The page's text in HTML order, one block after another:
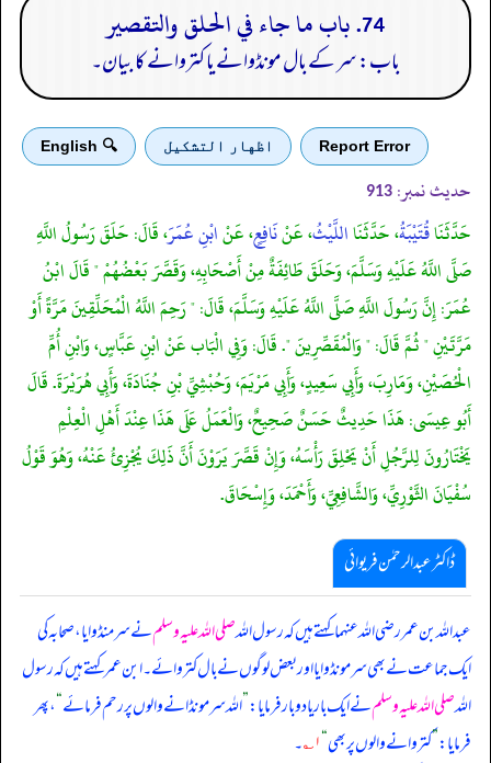
74. باب ما جاء في الحلق والتقصير
باب: سر کے بال مونڈوانے یا کتروانے کا بیان۔
Report Error اظهار التشكيل 🔍 English
حدیث نمبر: 913
حَدَّثَنَاقُتَيْبَةُ، حَدَّثَنَااللَّيْثُ، عَنْنَافِعٍ، عَنْابْنِ عُمَرَ، قَالَ: حَلَقَ رَسُولُ اللَّهِ
صَلَّى اللَّهُ عَلَيْهِ وَسَلَّمَ، وَحَلَقَ طَائِفَةٌ مِنْ أَصْحَابِهِ، وَقَصَّرَ بَعْضُهُمْ " قَالَ ابْنُ
عُمَرَ: إِنَّ رَسُولَ اللَّهِ صَلَّى اللَّهُ عَلَيْهِ وَسَلَّمَ، قَالَ: " رَحِمَ اللَّهُ الْمُحَلِّقِينَ مَرَّةً أَوْ
مَرَّتَيْنِ " ثُمَّ قَالَ: " وَالْمُقَصِّرِينَ ". قَالَ: وَفِي الْبَاب عَنْ ابْنِ عَبَّاسٍ، وَابْنِ أُمِّ
الْحُصَيْنِ، وَمَارِبَ، وَأَبِي سَعِيدٍ، وَأَبِي مَرْيَمَ، وَحُبْشِيِّ بْنِ جُنَادَةَ، وَأَبِي هُرَيْرَةَ. قَالَ
أَبُو عِيسَى: هَذَا حَدِيثٌ حَسَنٌ صَحِيحٌ، وَالْعَمَلُ عَلَى هَذَا عِنْدَ أَهْلِ الْعِلْمِ
يَخْتَارُونَ لِلرَّجُلِ أَنْ يَحْلِقَ رَأْسَهُ، وَإِنْ قَصَّرَ يَرَوْنَ أَنَّ ذَلِكَ يُجْزِئُ عَنْهُ، وَهُوَ قَوْلُ
سُفْيَانَ الثَّوْرِيِّ، وَالشَّافِعِيِّ، وَأَحْمَدَ، وَإِسْحَاقَ.
ڈاکٹر عبدالرحمٰن فریوائی
عبداللہ بن عمر رضی الله عنہما کہتے ہیں کہرسول اللہصلی اللہ علیہ وسلمنے سر منڈوایا، صحابہ کی
ایک جماعت نے بھی سر مونڈوایا اور بعض لوگوں نے بال کتروائے۔ ابن عمر کہتے ہیں کہ رسول
اللہصلی اللہ علیہ وسلمنے ایک بار یا دو بار فرمایا:”اللہ سر مونڈانے والوں پر رحم فرمائے“، پھر
فرمایا:”کتروانے والوں پر بھی“۱؎ ۔